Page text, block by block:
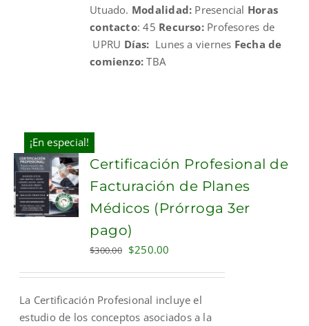
Utuado. Modalidad: Presencial Horas
contacto: 45 Recurso: Profesores de
UPRU Días: Lunes a viernes Fecha de
comienzo: TBA
¡En especial!
ADD TO
Certificación Profesional de
Facturación de Planes
Médicos (Prórroga 3er
pago)
$300.00 Original
$300.00.
$250.00
$250.00.
La Certificación Profesional incluye el
estudio de los conceptos asociados a la